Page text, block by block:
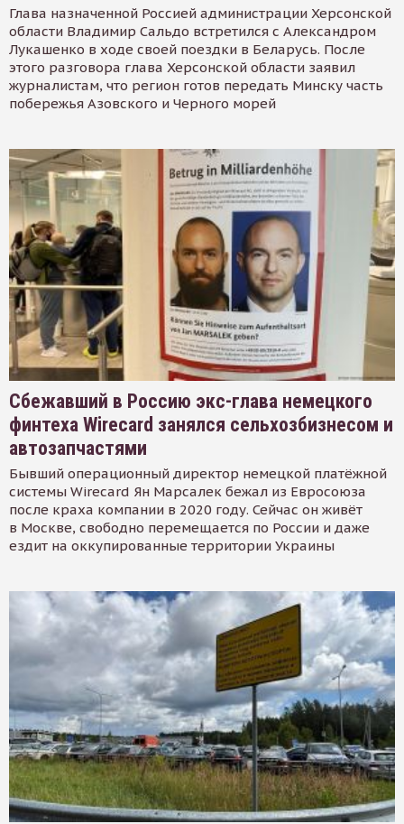
Глава назначенной Россией администрации Херсонской
области Владимир Сальдо встретился с Александром
Лукашенко в ходе своей поездки в Беларусь. После
этого разговора глава Херсонской области заявил
журналистам, что регион готов передать Минску часть
побережья Азовского и Черного морей
Сбежавший в Россию экс-глава немецкого
финтеха Wirecard занялся сельхозбизнесом и
автозапчастями
Бывший операционный директор немецкой платёжной
системы Wirecard Ян Марсалек бежал из Евросоюза
после краха компании в 2020 году. Сейчас он живёт
в Москве, свободно перемещается по России и даже
ездит на оккупированные территории Украины